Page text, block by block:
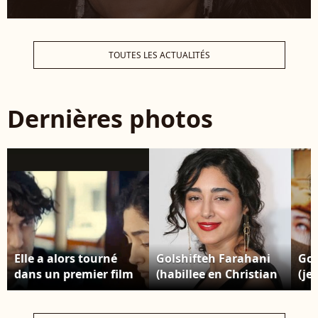
TOUTES LES ACTUALITÉS
Dernières photos
Elle a alors tourné
dans un premier film
avec Louis Garrel...
Golshifteh Farahani
(habillee en Christian
Dior couture) - Dior